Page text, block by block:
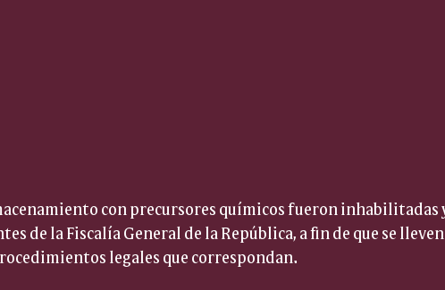
con precursores químicos fueron inhabilitadas
de la Fiscalía General de la República, a fin de que se lleven
legales que correspondan.